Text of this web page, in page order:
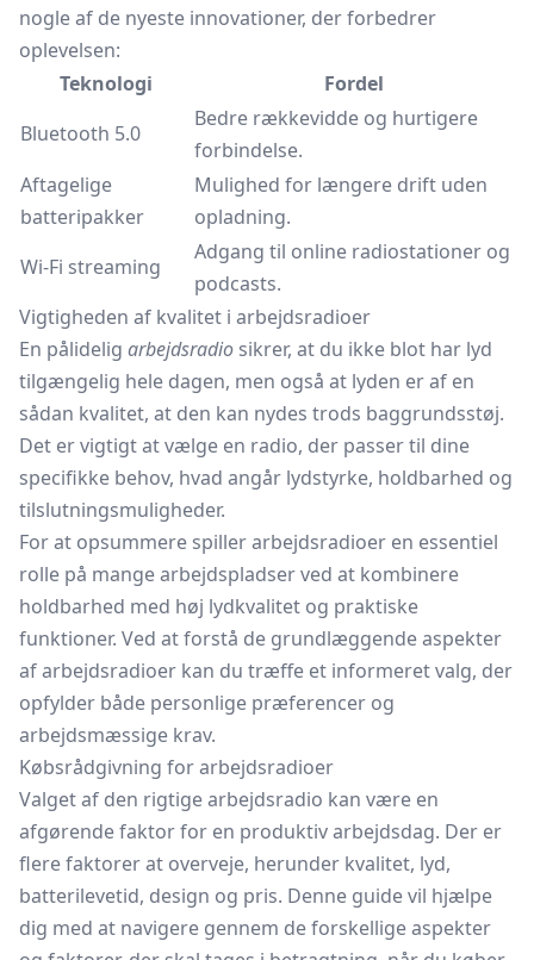
nogle af de nyeste innovationer, der forbedrer
oplevelsen:
Teknologi
Fordel
Bluetooth 5.0
Bedre rækkevidde og hurtigere
forbindelse.
Aftagelige
batteripakker
Mulighed for længere drift uden
opladning.
Wi-Fi streaming
Adgang til online radiostationer og
podcasts.
Vigtigheden af kvalitet i arbejdsradioer
En pålidelig arbejdsradio sikrer, at du ikke blot har lyd
tilgængelig hele dagen, men også at lyden er af en
sådan kvalitet, at den kan nydes trods baggrundsstøj.
Det er vigtigt at vælge en radio, der passer til dine
specifikke behov, hvad angår lydstyrke, holdbarhed og
tilslutningsmuligheder.
For at opsummere spiller arbejdsradioer en essentiel
rolle på mange arbejdspladser ved at kombinere
holdbarhed med høj lydkvalitet og praktiske
funktioner. Ved at forstå de grundlæggende aspekter
af arbejdsradioer kan du træffe et informeret valg, der
opfylder både personlige præferencer og
arbejdsmæssige krav.
Købsrådgivning for arbejdsradioer
Valget af den rigtige arbejdsradio kan være en
afgørende faktor for en produktiv arbejdsdag. Der er
flere faktorer at overveje, herunder kvalitet, lyd,
batterilevetid, design og pris. Denne guide vil hjælpe
dig med at navigere gennem de forskellige aspekter